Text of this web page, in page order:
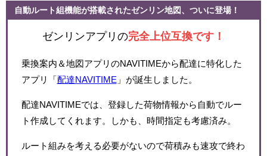
自動ルート組機能が搭載されたゼンリン地図、ついに登場！
ゼンリンアプリの完全上位互換です！
乗換案内＆地図アプリのNAVITIMEから配達に特化した
アプリ「配達NAVITIME 」が誕生しました。
配達NAVITIMEでは、登録した荷物情報から自動でルー
ト作成してくれます。しかも、時間指定も考慮済み。
ルート組みを考える必要がないので荷積みも速攻で終わ